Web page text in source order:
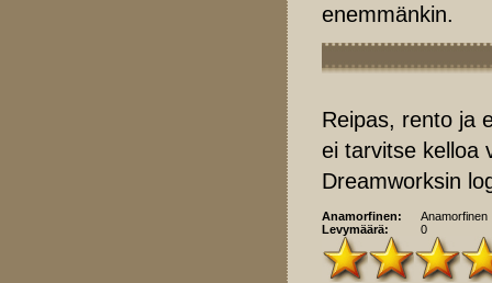
enemmänkin.
Reipas, rento ja
ei tarvitse kelloa
Dreamworksin
Anamorfinen:
Anamorfinen
Levymäärä:
0